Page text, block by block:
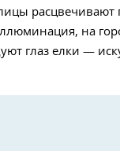
расцвечивают
на
глаз елки —